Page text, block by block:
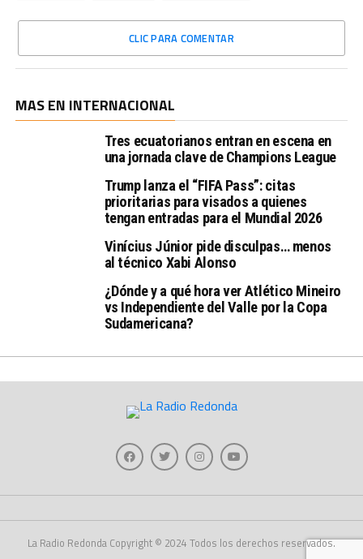
CLIC PARA COMENTAR
MAS EN INTERNACIONAL
Tres ecuatorianos entran en escena en
una jornada clave de Champions League
Trump lanza el “FIFA Pass”: citas
prioritarias para visados a quienes
tengan entradas para el Mundial 2026
Vinícius Júnior pide disculpas… menos
al técnico Xabi Alonso
¿Dónde y a qué hora ver Atlético Mineiro
vs Independiente del Valle por la Copa
Sudamericana?
La Radio Redonda Copyright © 2024 Todos los derechos reservados.